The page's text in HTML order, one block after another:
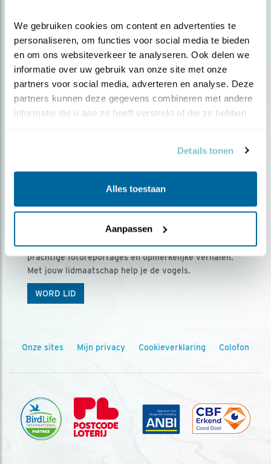
We gebruiken cookies om content en advertenties te
personaliseren, om functies voor social media te bieden
en om ons websiteverkeer te analyseren. Ook delen we
informatie over uw gebruik van onze site met onze
partners voor social media, adverteren en analyse. Deze
partners kunnen deze gegevens combineren met andere
informatie die u aan ze heeft verstrekt of die ze hebben
Details tonen
Alles toestaan
Aanpassen
Ontvang 5 x Vogels voor € 36,00 per jaar
Vogels is het tijdschrift voor onze leden, met
prachtige fotoreportages en opmerkelijke verhalen.
Met jouw lidmaatschap help je de vogels.
WORD LID
Onze sites Mijn privacy Cookieverklaring Colofon